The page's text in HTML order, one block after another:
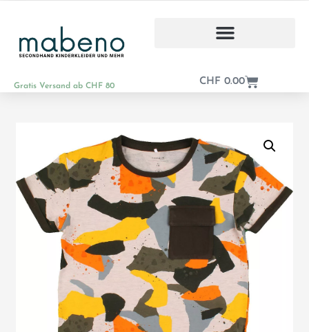
Gratis Versand ab CHF 80 CHF 0.00